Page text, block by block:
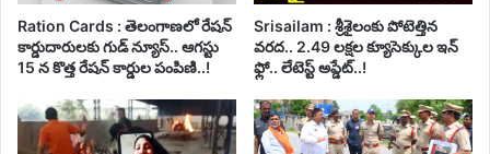
Ration Cards : తెలంగాణలో రేషన్
కార్డుదారులకు గుడ్ న్యూస్.. ఆగస్టు
15 న కొత్త రేషన్ కార్డుల పంపిణి..!
Srisailam : శ్రీశైలంకు పోటెత్తిన
వరద.. 2.49 లక్షల క్యూసెక్కుల ఇన్
ఫ్లో.. లేటెస్ట్ అప్డేట్..!